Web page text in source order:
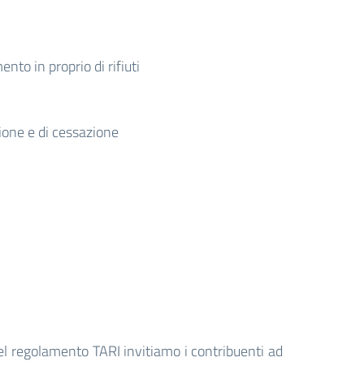
in proprio di rifiuti
e di cessazione
regolamento TARI invitiamo i contribuenti ad